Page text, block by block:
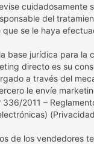
del
se le haya
base jurídica para la
directo es su
a través del
le envíe
2011 –
de los vendedores